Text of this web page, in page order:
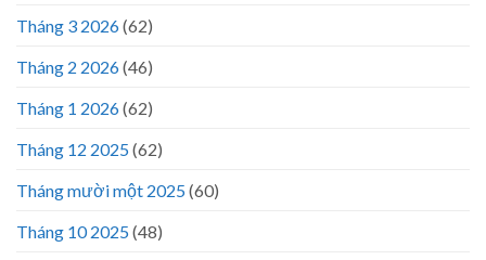
Tháng 3 2026(62)
Tháng 2 2026(46)
Tháng 1 2026(62)
Tháng 12 2025(62)
Tháng mười một 2025(60)
Tháng 10 2025(48)